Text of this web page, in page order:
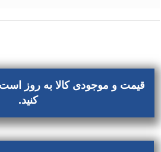
قیمت و موجودی کالا به روز
کنید.